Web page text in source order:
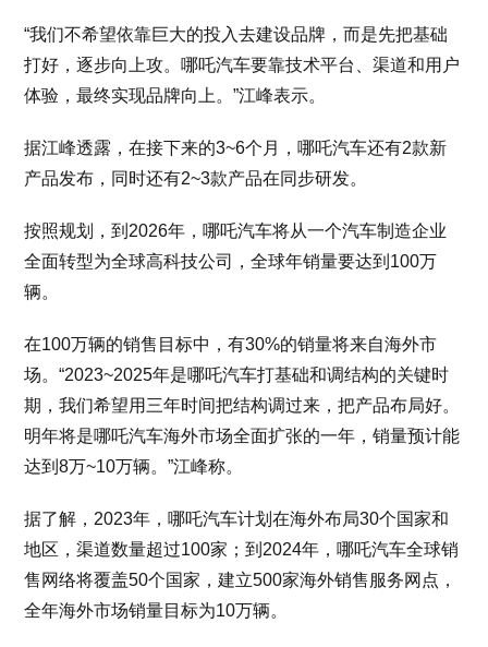
“我们不希望依靠巨大的投入去建设品牌，而是先把基础
打好，逐步向上攻。哪吒汽车要靠技术平台、渠道和用户
体验，最终实现品牌向上。”江峰表示。
据江峰透露，在接下来的3~6个月，哪吒汽车还有2款新
产品发布，同时还有2~3款产品在同步研发。
按照规划，到2026年，哪吒汽车将从一个汽车制造企业
全面转型为全球高科技公司，全球年销量要达到100万
辆。
在100万辆的销售目标中，有30%的销量将来自海外市
场。“2023~2025年是哪吒汽车打基础和调结构的关键时
期，我们希望用三年时间把结构调过来，把产品布局好。
明年将是哪吒汽车海外市场全面扩张的一年，销量预计能
达到8万~10万辆。”江峰称。
据了解，2023年，哪吒汽车计划在海外布局30个国家和
地区，渠道数量超过100家；到2024年，哪吒汽车全球销
售网络将覆盖50个国家，建立500家海外销售服务网点，
全年海外市场销量目标为10万辆。